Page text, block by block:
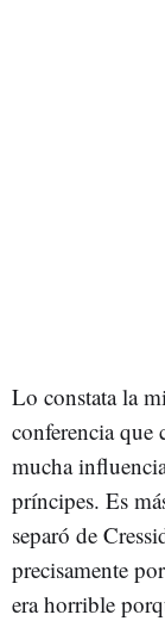
Lo constata la
conferencia que
mucha
príncipes. Es
separó de
precisamente
era horrible